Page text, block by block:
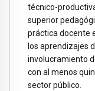
técnico-
superior
práctica docente
los aprendizajes
involucramiento
con al menos
sector público.